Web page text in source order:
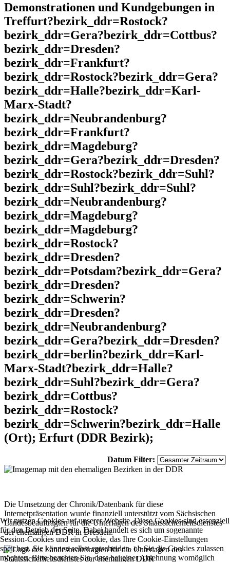
Demonstrationen und Kundgebungen in
Treffurt?bezirk_ddr=Rostock?
bezirk_ddr=Gera?bezirk_ddr=Cottbus?
bezirk_ddr=Dresden?
bezirk_ddr=Frankfurt?
bezirk_ddr=Rostock?bezirk_ddr=Gera?
bezirk_ddr=Halle?bezirk_ddr=Karl-
Marx-Stadt?
bezirk_ddr=Neubrandenburg?
bezirk_ddr=Frankfurt?
bezirk_ddr=Magdeburg?
bezirk_ddr=Gera?bezirk_ddr=Dresden?
bezirk_ddr=Rostock?bezirk_ddr=Suhl?
bezirk_ddr=Suhl?bezirk_ddr=Suhl?
bezirk_ddr=Neubrandenburg?
bezirk_ddr=Magdeburg?
bezirk_ddr=Magdeburg?
bezirk_ddr=Rostock?
bezirk_ddr=Dresden?
bezirk_ddr=Potsdam?bezirk_ddr=Gera?
bezirk_ddr=Dresden?
bezirk_ddr=Schwerin?
bezirk_ddr=Dresden?
bezirk_ddr=Neubrandenburg?
bezirk_ddr=Gera?bezirk_ddr=Dresden?
bezirk_ddr=berlin?bezirk_ddr=Karl-
Marx-Stadt?bezirk_ddr=Halle?
bezirk_ddr=Suhl?bezirk_ddr=Gera?
bezirk_ddr=Cottbus?
bezirk_ddr=Rostock?
bezirk_ddr=Schwerin?bezirk_ddr=Halle
(Ort); Erfurt (DDR Bezirk);
Datum Filter:
Die Umsetzung der Chronik/Datenbank für diese
Internetpräsentation wurde finanziell unterstützt vom Sächsischen
Landesbeauftragten für die Unterlagen des Staatssicherheitsdienstes
der ehemaligen DDR in Dresden.
Wir nutzen Cookies auf unserer Website. Diese Cookies sind essenziell
für den Betrieb der Seite. Dabei handelt es sich um sogenannte
Session-Cookies und ein Cookie, das Ihre Cookie-Einstellungen
speichert. Sie können selbst entscheiden, ob Sie die Cookies zulassen
möchten. Bitte beachten Sie, dass bei einer Ablehnung womöglich